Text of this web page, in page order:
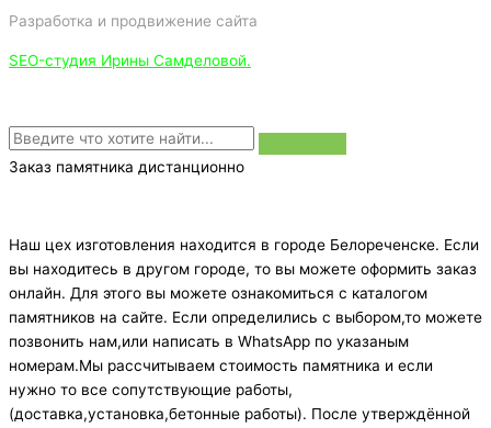
Разработка и продвижение сайта
SEO-студия Ирины Самделовой.
Заказ памятника дистанционно
Наш цех изготовления находится в городе Белореченске. Если
вы находитесь в другом городе, то вы можете оформить заказ
онлайн. Для этого вы можете ознакомиться с каталогом
памятников на сайте. Если определились с выбором,то можете
позвонить нам,или написать в WhatsApp по указаным
номерам.Мы рассчитываем стоимость памятника и если
нужно то все сопутствующие работы,
(доставка,установка,бетонные работы). После утверждённой